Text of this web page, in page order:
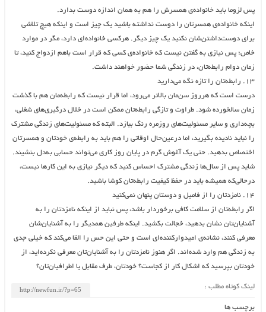
پس لزوما باید خانواده‌ی همسرش را هم به همان اندازه دوست بدارد.
اینکه خانواده‌ی همسرتان را دوست نداشته باشید یک چیز است و اینکه هیچ تلاشی
برای دوست‌داشتن‌شان نکنید یک چیز دیگر. هرکسی خانواده‌ای دارد، مگر در موارد
خاص؛ پس نیازی به گفتن نیست که خانواده‌ی کسی که قرار است باهم ازدواج کنید، تا
زمان دوام رابطه‌تان، در زندگی شما حضور خواهند داشت.
۱۳. رابطه‌تان را تازه نگه می‌دارید
درست است که هرروز سن‌مان بالاتر می‌رود، اما قرار نیست که رابطه‌مان هم با گذشت
زمان سالخورده شود. طراوت و تازگی رابطه‌تان ممکن است در خلال درگیری‌های شغلی،
بچه‌داری و سایر مسئولیت‌های روزمره رنگ ببازد. البته که مسئولیت‌های زندگی مشترک
را نباید نادیده بگیرید، اما درعین‌حال اوقاتی را هم باید به رابطه‌ی خودتان و همسرتان
اختصاص بدهید. حتی یک آغوش گرم در پایان روز کاری می‌تواند حسابی به‌دل بنشیند.
شاید پس از سال‌ها زندگی مشترک احساس کنید که دیگر نیازی به این کارها نیست،
درحالی‌که همیشه باید در حفظ کیفیت رابطه‌تان کوشا باشید.
۱۴. نامزدتان را از فامیل و دوستان پنهان نمی‌کنید
اگر رابطه‌تان از سلامت کافی برخوردار باشد، پس نباید از اینکه نامزدتان را به
آشنایان‌تان نشان بدهید، خجالت بکشید. اینکه طرفین همدیگر را به آشنایان‌شان
معرفی کنند، نشانه‌ی امیدوارکننده‌ای است و حتی این حس را القا می‌کند که خیلی جدی
به زندگی هم وارد شده‌اند. اگر هنوز نامزدتان را به آشنایان‌تان معرفی نکرده‌اید، از
خودتان بپرسید که اشکال کار از کجاست؟ خودتان، طرف مقابل یا اطرافیان‌تان؟
لینک کوتاه مطلب :
برچسب ها